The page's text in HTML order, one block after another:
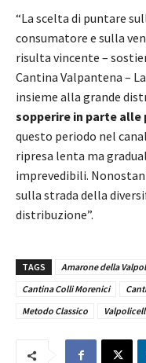
“La scelta di puntare
consumatore e sulla
risulta vincente –
Cantina Valpantena –
insieme alla grande
sopperire in parte alle
questo periodo nel
ripresa lenta ma
imprevedibili.
sulla strada della
distribuzione”.
TAGS Amarone della
Cantina Colli Morenici
Metodo Classico